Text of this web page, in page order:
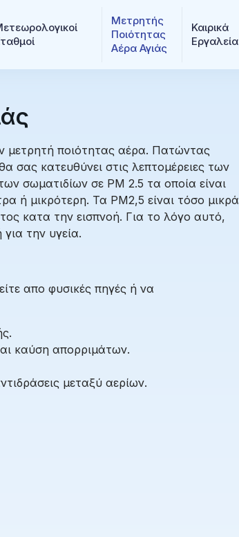
Μετρητής
Ποιότητας
Αέρα Αγιάς
Καιρικά
Εργαλεία
μετρητή ποιότητας αέρα. Πατώντας
σας κατευθύνει στις λεπτομέρειες των
σωματιδίων σε PM 2.5 τα οποία είναι
ή μικρότερη. Τα PM2,5 είναι τόσο μικρά
κατα την εισπνοή. Για το λόγο αυτό,
την υγεία.
απο φυσικές πηγές ή να
καύση απορριμάτων.
μεταξύ αερίων.